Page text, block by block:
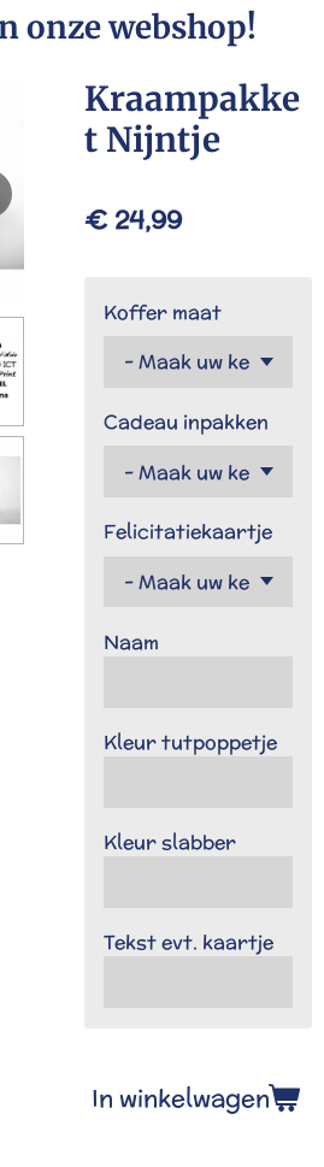
onze webshop!
Kraampakke
t Nijntje
€ 24,99
Koffer maat
Cadeau inpakken
Felicitatiekaartje
Naam
Kleur tutpoppetje
Kleur slabber
Tekst evt. kaartje
In winkelwagen